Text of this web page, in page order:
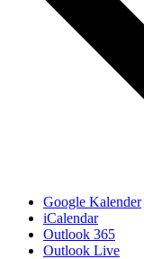
Google Kalender
iCalendar
Outlook 365
Outlook Live